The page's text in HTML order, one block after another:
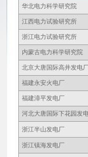
华北电力科学研究院
江西电力试验研究所
浙江电力试验研究所
内蒙古电力科学研究院
北京大唐国际高井发电
福建永安火电厂
福建漳平发电厂
河北大唐国际下花园发
浙江半山发电厂
浙江镇海发电厂